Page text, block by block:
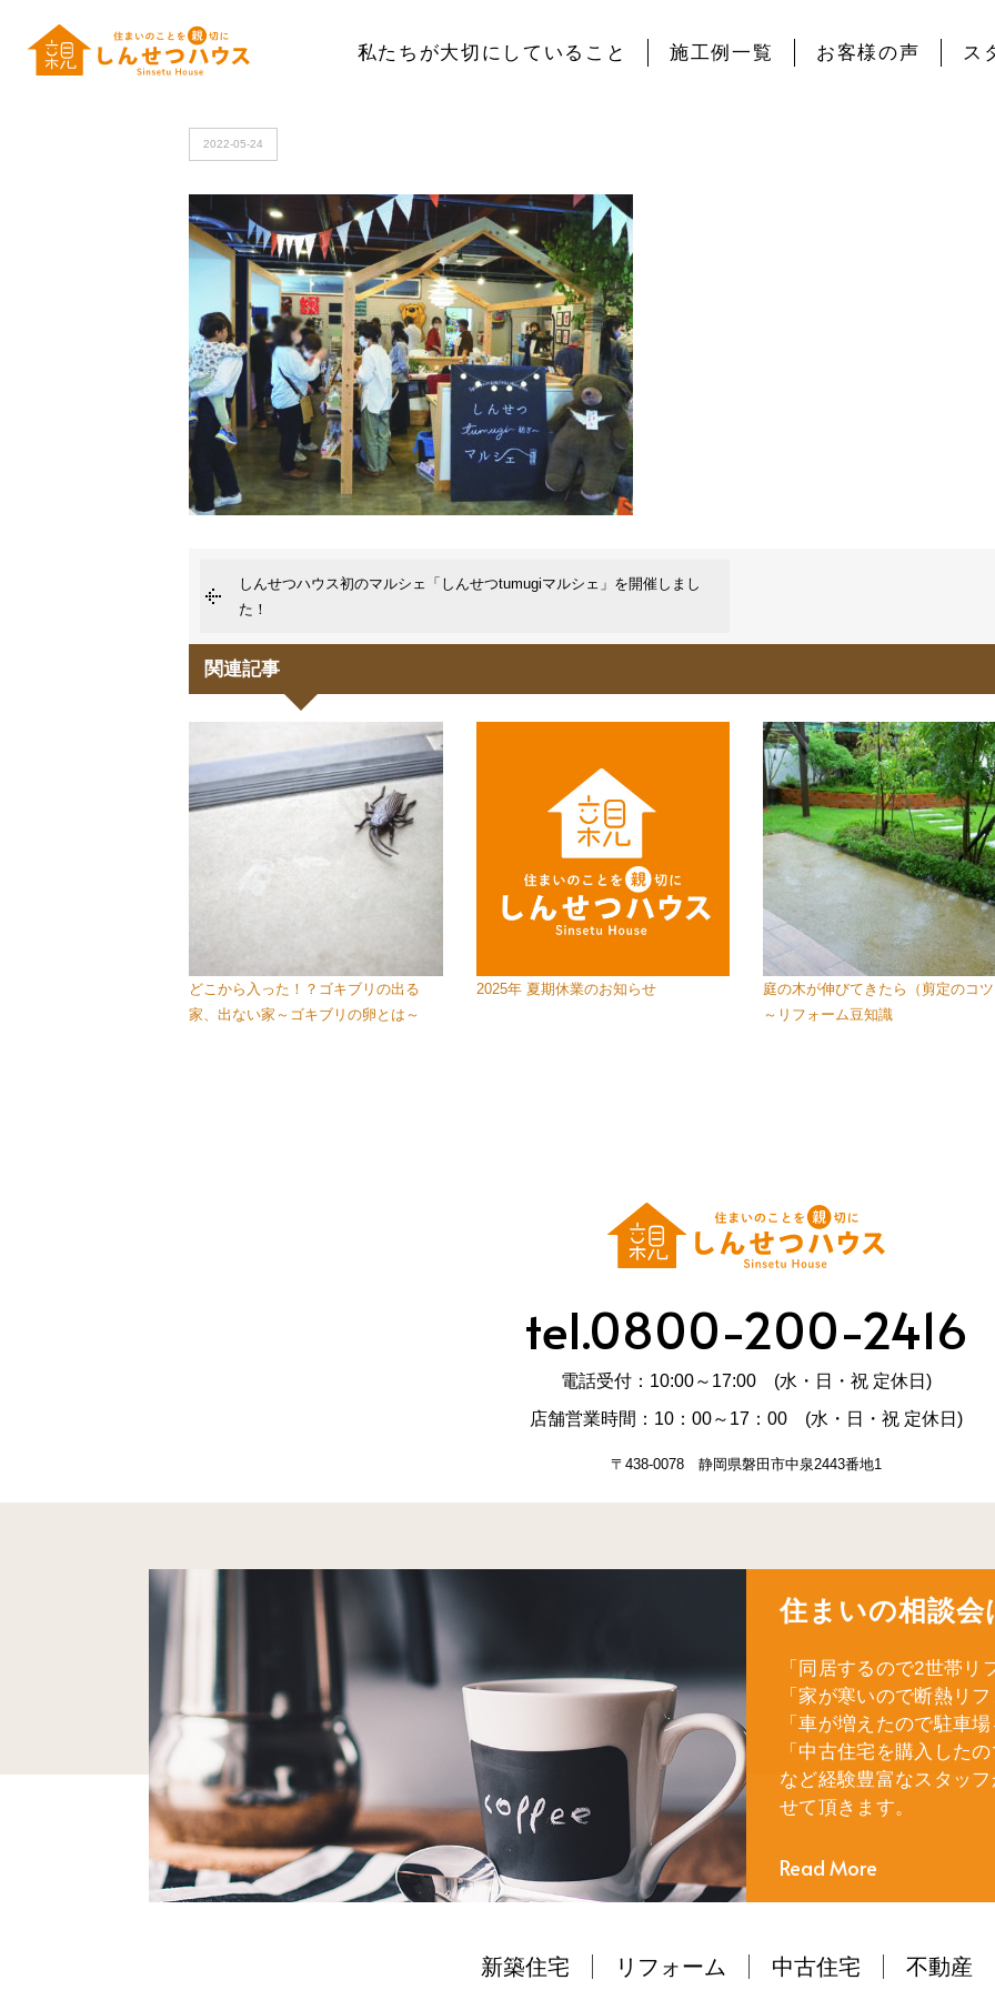
私たちが大切にしていること 施工例一覧 お客様の声 ス
HOME >OLYMPUS DIGITAL CAMERA
2022-05-24
しんせつハウス初のマルシェ「しんせつtumugiマルシェ」を開催しまし
た！
関連記事
どこから入った！？ゴキブリの出る
家、出ない家～ゴキブリの卵とは～
2025年 夏期休業のお知らせ
庭の木が伸びてきたら（剪定のコ
～リフォーム豆知識
tel.0800-200-2416
電話受付：10:00～17:00 (水・日・祝 定休日)
店舗営業時間：10：00～17：00 (水・日・祝 定休日)
〒438-0078 静岡県磐田市中泉2443番地1
住まいの相談会
「同居するので2世帯リ
「家が寒いので断熱リ
「車が増えたので駐車
「中古住宅を購入した
など経験豊富なスタッ
せて頂きます。
Read More
新築住宅 リフォーム 中古住宅 不動産